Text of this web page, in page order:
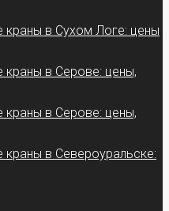
в Сухом Логе: цены
в Серове: цены,
в Серове: цены,
в Североуральске: